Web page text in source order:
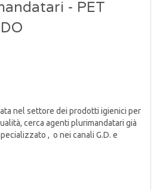
- PET
nel settore dei prodotti igienici per
cerca agenti plurimandatari già
, o nei canali G.D. e